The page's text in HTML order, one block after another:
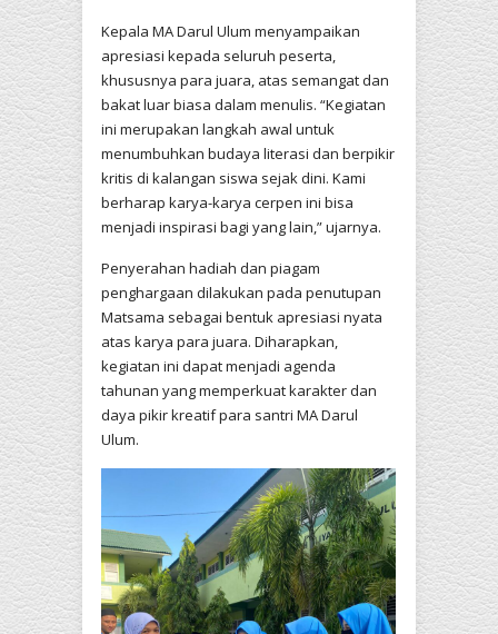
Kepala MA Darul Ulum menyampaikan
apresiasi kepada seluruh peserta,
khususnya para juara, atas semangat dan
bakat luar biasa dalam menulis. “Kegiatan
ini merupakan langkah awal untuk
menumbuhkan budaya literasi dan berpikir
kritis di kalangan siswa sejak dini. Kami
berharap karya-karya cerpen ini bisa
menjadi inspirasi bagi yang lain,” ujarnya.
Penyerahan hadiah dan piagam
penghargaan dilakukan pada penutupan
Matsama sebagai bentuk apresiasi nyata
atas karya para juara. Diharapkan,
kegiatan ini dapat menjadi agenda
tahunan yang memperkuat karakter dan
daya pikir kreatif para santri MA Darul
Ulum.